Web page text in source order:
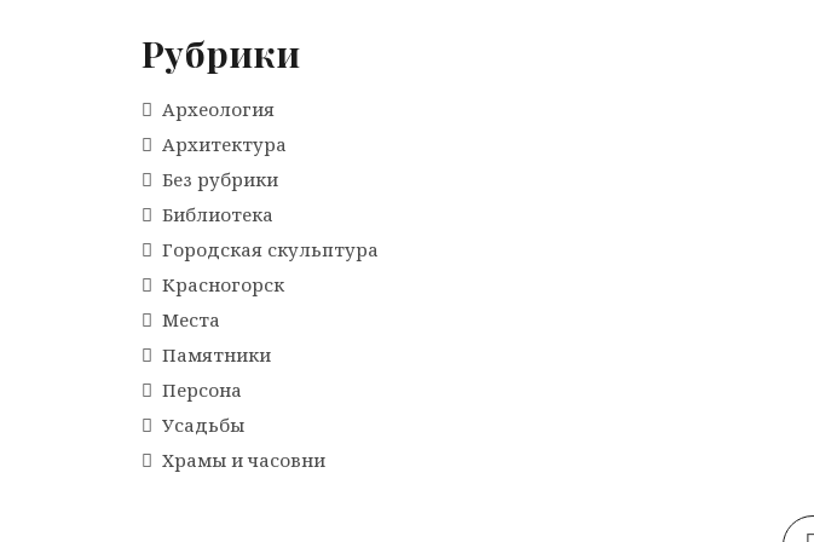
Рубрики
Археология
Архитектура
Без рубрики
Библиотека
Городская скульптура
Красногорск
Места
Памятники
Персона
Усадьбы
Храмы и часовни